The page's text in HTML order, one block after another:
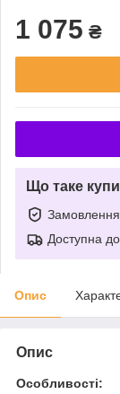
1 075 ₴
Що таке
Замовлення
Доступна
Опис
Опис
Особливості: